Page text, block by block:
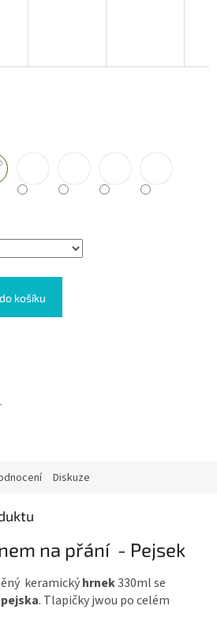
košíku
Diskuze
na přání - Pejsek
keramickýhrnek330ml se
pejska. Tlapičky jwou po celém